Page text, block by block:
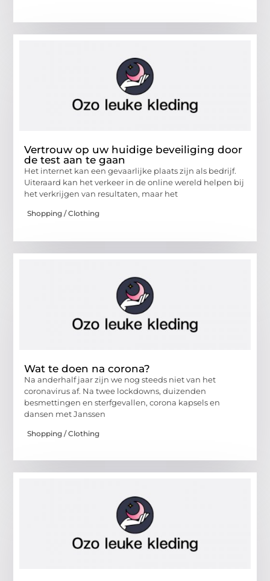
Vertrouw op uw huidige beveiliging door
de test aan te gaan
Het internet kan een gevaarlijke plaats zijn als bedrijf.
Uiteraard kan het verkeer in de online wereld helpen bij
het verkrijgen van resultaten, maar het
Shopping / Clothing
Wat te doen na corona?
Na anderhalf jaar zijn we nog steeds niet van het
coronavirus af. Na twee lockdowns, duizenden
besmettingen en sterfgevallen, corona kapsels en
dansen met Janssen
Shopping / Clothing